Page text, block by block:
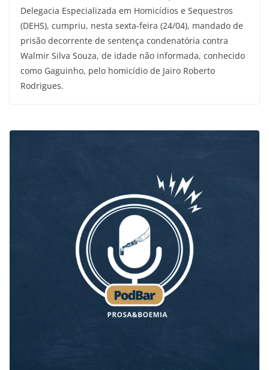
Delegacia Especializada em Homicídios e Sequestros
(DEHS), cumpriu, nesta sexta-feira (24/04), mandado de
prisão decorrente de sentença condenatória contra
Walmir Silva Souza, de idade não informada, conhecido
como Gaguinho, pelo homicídio de Jairo Roberto
Rodrigues.